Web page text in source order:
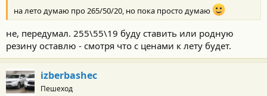
на лето думаю про 265/50/20, но пока просто думаю
не, передумал. 255\55\19 буду ставить или родную
резину оставлю - смотря что с ценами к лету будет.
izberbashec
Пешеход